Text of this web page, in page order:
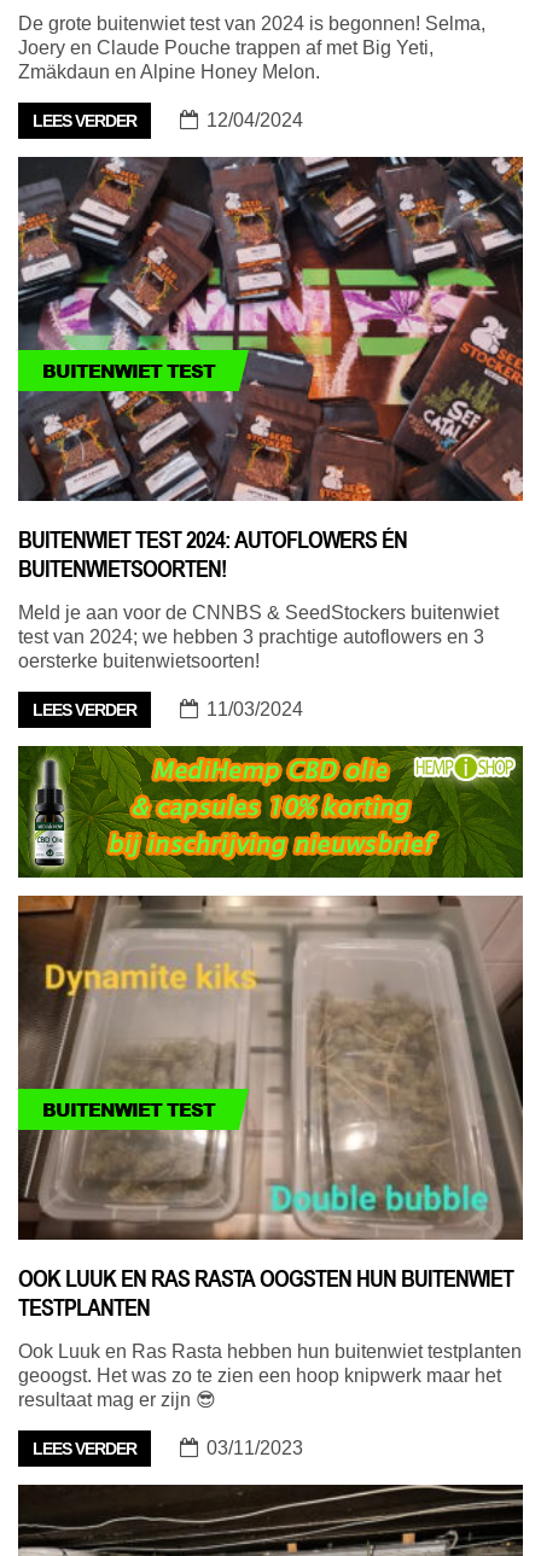
De grote buitenwiet test van 2024 is begonnen! Selma,
Joery en Claude Pouche trappen af met Big Yeti,
Zmäkdaun en Alpine Honey Melon.
LEES VERDER 12/04/2024
BUITENWIET TEST
BUITENWIET TEST 2024: AUTOFLOWERS ÉN
BUITENWIETSOORTEN!
Meld je aan voor de CNNBS & SeedStockers buitenwiet
test van 2024; we hebben 3 prachtige autoflowers en 3
oersterke buitenwietsoorten!
LEES VERDER 11/03/2024
BUITENWIET TEST
OOK LUUK EN RAS RASTA OOGSTEN HUN BUITENWIET
TESTPLANTEN
Ook Luuk en Ras Rasta hebben hun buitenwiet testplanten
geoogst. Het was zo te zien een hoop knipwerk maar het
resultaat mag er zijn 😎
LEES VERDER 03/11/2023